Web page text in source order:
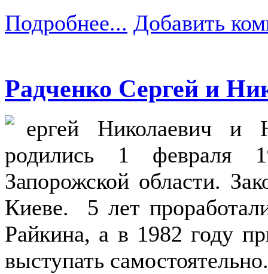
Подробнее... Добавить
Радченко Сергей и
ергей Николаевич и
родились 1 февраля
Запорожской области.
Киеве. 5 лет
Райкина, а в 1982 году
выступать самостоятельно.